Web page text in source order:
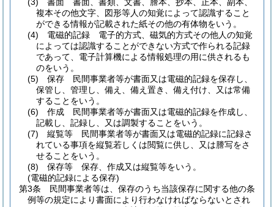
複本その他文字、図形等人の知覚によって認識すること
ができる情報が記載された紙その他の有体物をいう。
(4)
電磁的記録 電子的方式、磁気的方式その他人の知覚
によっては認識することができない方式で作られる記録
であって、電子計算機による情報処理の用に供されるも
のをいう。
(5)
保存 民間事業者等が書面又は電磁的記録を保存し、
保管し、管理し、備え、備え置き、備え付け、又は常備
することをいう。
(6)
作成 民間事業者等が書面又は電磁的記録を作成し、
記載し、記録し、又は調製することをいう。
(7)
縦覧等 民間事業者等が書面又は電磁的記録に記録さ
れている事項を縦覧若しくは閲覧に供し、又は謄写をさ
せることをいう。
(8)
保存等 保存、作成又は縦覧等をいう。
(電磁的記録による保存)
第3条
民間事業者等は、保存のうち当該保存に関する他の条
例等の規定により書面により行わなければならないとされ